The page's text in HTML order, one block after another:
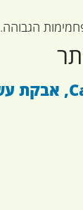
הגבוהה.